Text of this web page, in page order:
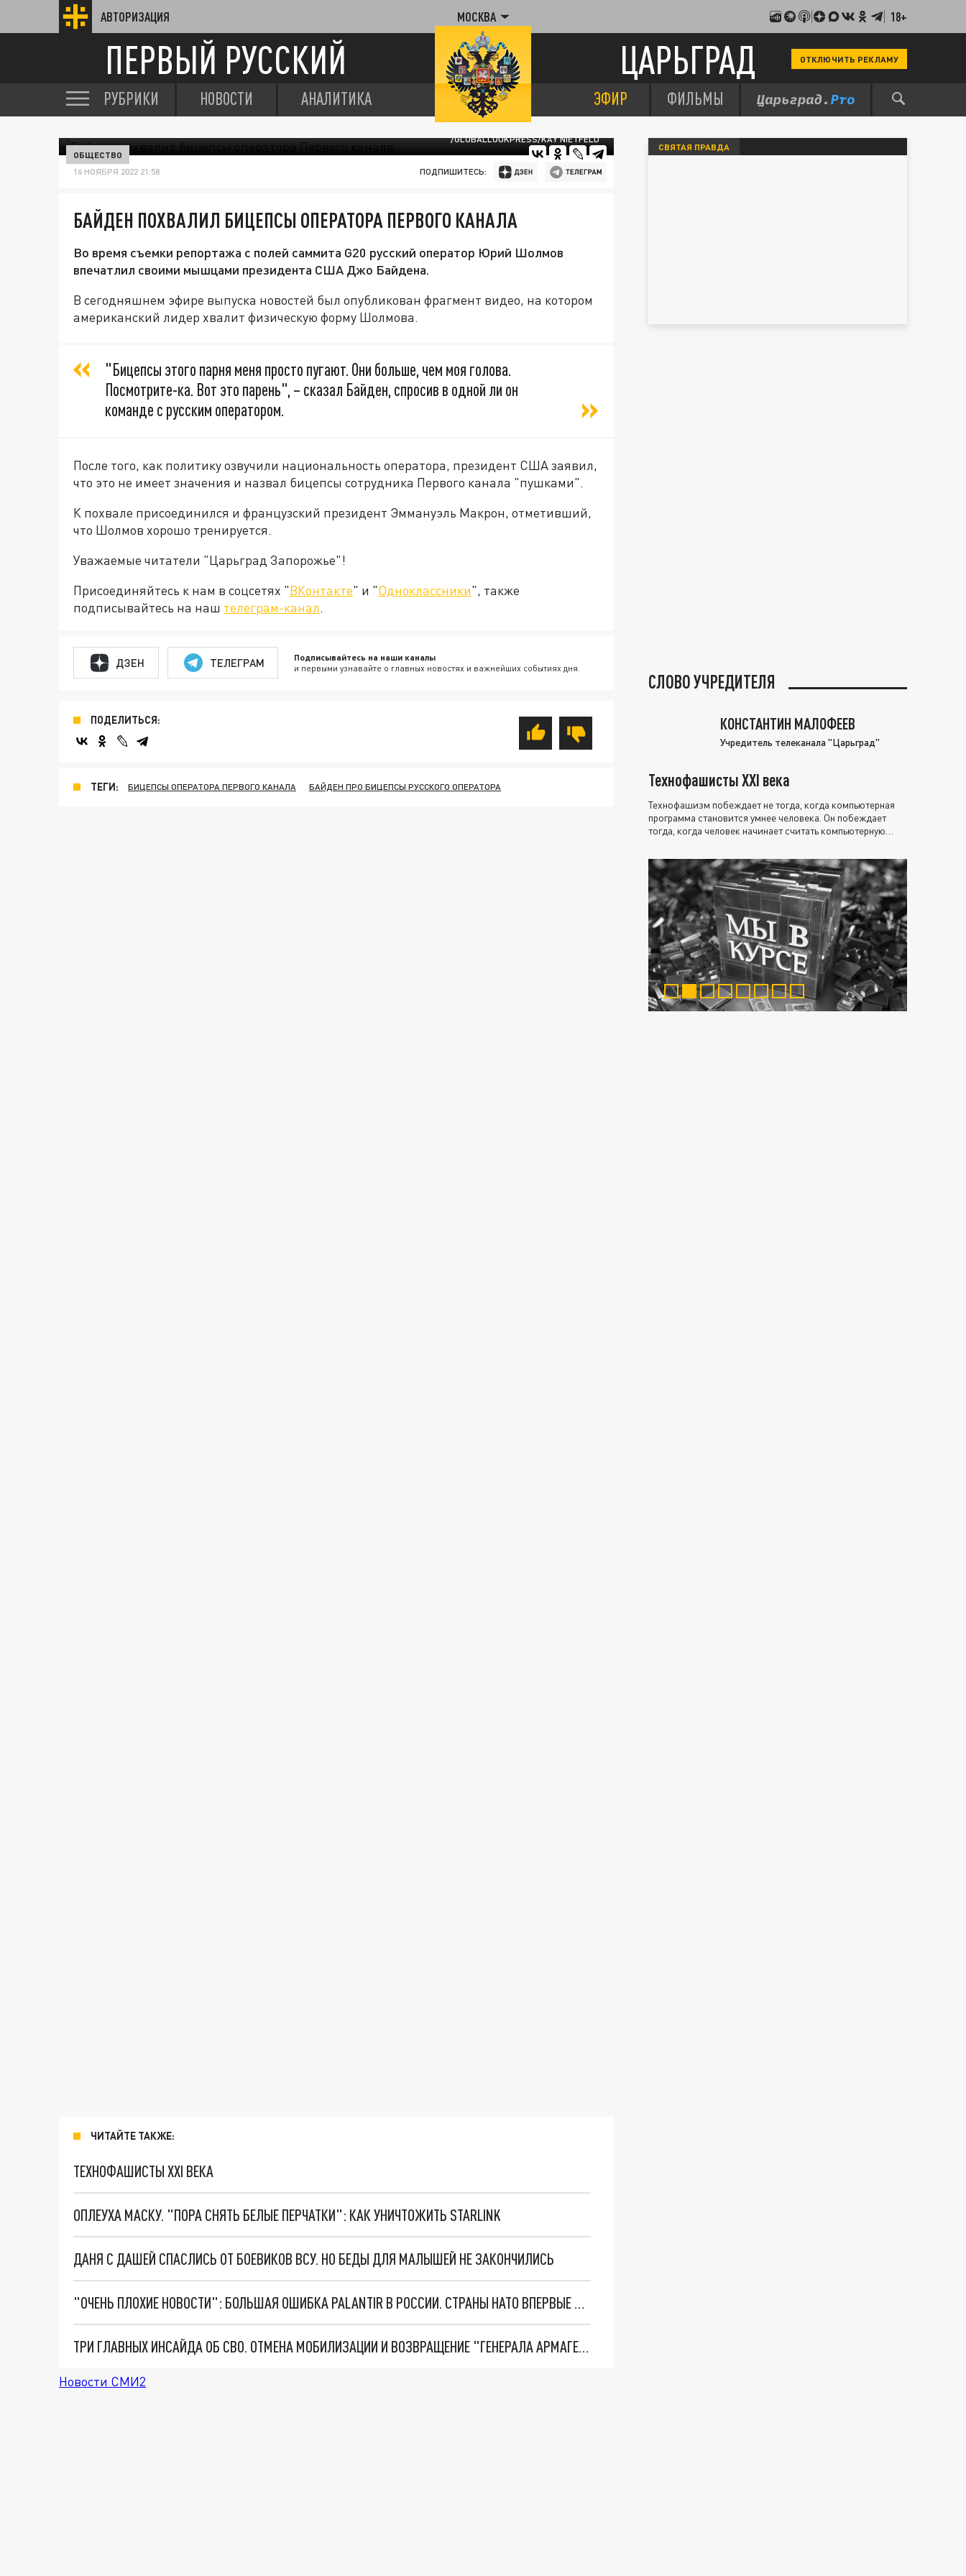
АВТОРИЗАЦИЯ МОСКВА 18+
ПЕРВЫЙ РУССКИЙ ЦАРЬГРАД ОТКЛЮЧИТЬ РЕКЛАМУ
РУБРИКИ НОВОСТИ АНАЛИТИКА ЭФИР ФИЛЬМЫ
/GLOBALLOOKPRESS/KAY NIETFELD
ОБЩЕСТВО
16 НОЯБРЯ 2022 21:58 ПОДПИШИТЕСЬ:
БАЙДЕН ПОХВАЛИЛ БИЦЕПСЫ ОПЕРАТОРА ПЕРВОГО КАНАЛА
Во время съемки репортажа с полей саммита G20 русский оператор Юрий Шолмов
впечатлил своими мышцами президента США Джо Байдена.
В сегодняшнем эфире выпуска новостей был опубликован фрагмент видео, на котором
американский лидер хвалит физическую форму Шолмова.
"Бицепсы этого парня меня просто пугают. Они больше, чем моя голова.
Посмотрите-ка. Вот это парень", – сказал Байден, спросив в одной ли он
команде с русским оператором.
После того, как политику озвучили национальность оператора, президент США заявил,
что это не имеет значения и назвал бицепсы сотрудника Первого канала "пушками".
К похвале присоединился и французский президент Эммануэль Макрон, отметивший,
что Шолмов хорошо тренируется.
Уважаемые читатели "Царьград Запорожье"!
Присоединяйтесь к нам в соцсетях "ВКонтакте" и "Одноклассники", также
подписывайтесь на наш телеграм-канал.
ДЗЕН ТЕЛЕГРАМ Подписывайтесь на наши каналы
и первыми узнавайте о главных новостях и важнейших событиях дня.
ПОДЕЛИТЬСЯ:
ТЕГИ: БИЦЕПСЫ ОПЕРАТОРА ПЕРВОГО КАНАЛА БАЙДЕН ПРО БИЦЕПСЫ РУССКОГО ОПЕРАТОРА
ЧИТАЙТЕ ТАКЖЕ:
ТЕХНОФАШИСТЫ XXI ВЕКА
ОПЛЕУХА МАСКУ. "ПОРА СНЯТЬ БЕЛЫЕ ПЕРЧАТКИ": КАК УНИЧТОЖИТЬ STARLINK
ДАНЯ С ДАШЕЙ СПАСЛИСЬ ОТ БОЕВИКОВ ВСУ. НО БЕДЫ ДЛЯ МАЛЫШЕЙ НЕ ЗАКОНЧИЛИСЬ
"ОЧЕНЬ ПЛОХИЕ НОВОСТИ": БОЛЬШАЯ ОШИБКА PALANTIR В РОССИИ. СТРАНЫ НАТО ВПЕРВЫЕ ЗА СВО ОСТАНОВИЛИ ПОСТАВКИ ОРУЖИЯ. ВСУ ТЕРЯЮТ ПРИГРАНИЧЬЕ?
ТРИ ГЛАВНЫХ ИНСАЙДА ОБ СВО. ОТМЕНА МОБИЛИЗАЦИИ И ВОЗВРАЩЕНИЕ "ГЕНЕРАЛА АРМАГЕДДОНА"? ОТЛИЧНЫЕ НОВОСТИ, КОТОРЫЕ ЖДАЛИ ВСЕ
Новости СМИ2
СВЯТАЯ ПРАВДА
СЛОВО УЧРЕДИТЕЛЯ
КОНСТАНТИН МАЛОФЕЕВ
Учредитель телеканала "Царьград"
Технофашисты XXI века
Технофашизм побеждает не тогда, когда компьютерная
программа становится умнее человека. Он побеждает
тогда, когда человек начинает считать компьютерную